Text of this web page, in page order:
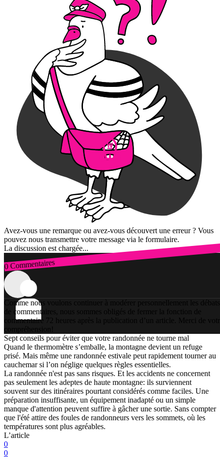
Avez-vous une remarque ou avez-vous découvert une erreur ? Vous
pouvez nous transmettre votre message via le formulaire.
La discussion est chargée...
0 Commentaires
Connexion
Comme nous voulons continuer à modérer personnellement les débats
de commentaires, nous sommes obligés de fermer la fonction de
commentaire 72 heures après la publication d’un article. Merci de
compréhension!
Sept conseils pour éviter que votre randonnée ne tourne mal
Quand le thermomètre s’emballe, la montagne devient un refuge
prisé. Mais même une randonnée estivale peut rapidement tourner au
cauchemar si l’on néglige quelques règles essentielles.
La randonnée n'est pas sans risques. Et les accidents ne concernent
pas seulement les adeptes de haute montagne: ils surviennent
souvent sur des itinéraires pourtant considérés comme faciles. Une
préparation insuffisante, un équipement inadapté ou un simple
manque d'attention peuvent suffire à gâcher une sortie. Sans compter
que l'été attire des foules de randonneurs vers les sommets, où les
températures sont plus agréables.
L’article
0
0